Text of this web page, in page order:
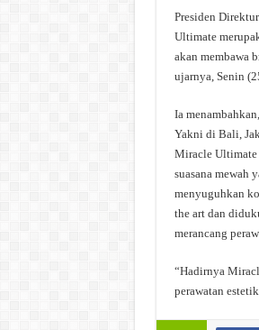
Presiden
Ultimate
akan membawa
ujarnya, Senin
Ia
Yakni di Bali,
Miracle Ultimate
suasana mewah
menyuguhkan
the art dan
merancang
“Hadirnya
perawatan